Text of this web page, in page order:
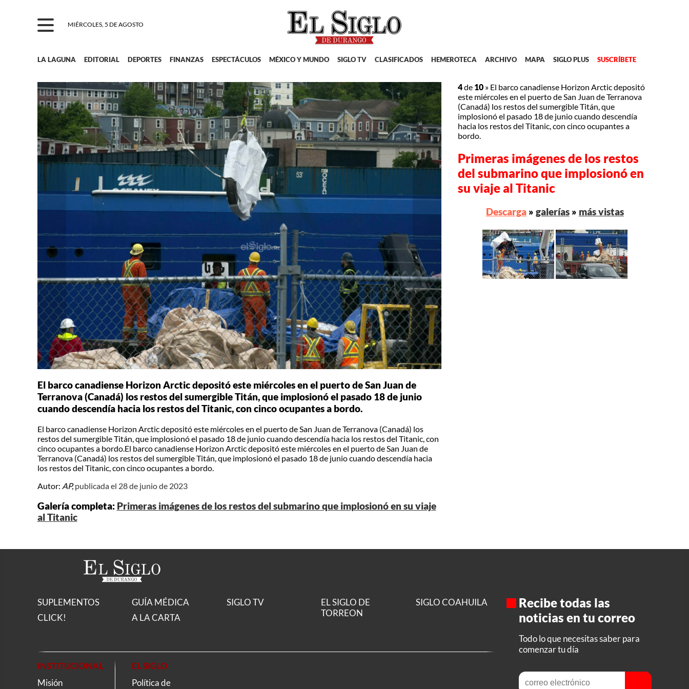
MIÉRCOLES, 5 DE AGOSTO
LA LAGUNA EDITORIAL DEPORTES FINANZAS ESPECTÁCULOS MÉXICO Y MUNDO SIGLO TV CLASIFICADOS HEMEROTECA ARCHIVO MAPA SIGLO PLUS SUSCRÍBETE
El barco canadiense Horizon Arctic depositó este miércoles en el puerto de San Juan de
Terranova (Canadá) los restos del sumergible Titán, que implosionó el pasado 18 de junio
cuando descendía hacia los restos del Titanic, con cinco ocupantes a bordo.
El barco canadiense Horizon Arctic depositó este miércoles en el puerto de San Juan de Terranova (Canadá) los
restos del sumergible Titán, que implosionó el pasado 18 de junio cuando descendía hacia los restos del Titanic, con
cinco ocupantes a bordo.El barco canadiense Horizon Arctic depositó este miércoles en el puerto de San Juan de
Terranova (Canadá) los restos del sumergible Titán, que implosionó el pasado 18 de junio cuando descendía hacia
los restos del Titanic, con cinco ocupantes a bordo.
Autor: AP, publicada el 28 de junio de 2023
Galería completa: Primeras imágenes de los restos del submarino que implosionó en su viaje
al Titanic
4de 10 » El barco canadiense Horizon Arctic depositó
este miércoles en el puerto de San Juan de Terranova
(Canadá) los restos del sumergible Titán, que
implosionó el pasado 18 de junio cuando descendía
hacia los restos del Titanic, con cinco ocupantes a
bordo.
Primeras imágenes de los restos
del submarino que implosionó en
su viaje al Titanic
Descarga» galerías» más vistas
SUPLEMENTOS
CLICK!
GUÍA MÉDICA
A LA CARTA
SIGLO TV
EL SIGLO DE
TORREON
SIGLO COAHUILA
INSTITUCIONAL
Misión
EL SIGLO
Política de
Recibe todas las
noticias en tu correo
Todo lo que necesitas saber para
comenzar tu día